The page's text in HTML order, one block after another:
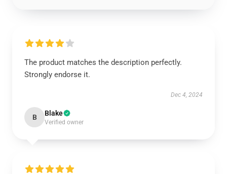
The product matches the description perfectly.
Strongly endorse it.
Dec 4, 2024
B Blake
Verified owner